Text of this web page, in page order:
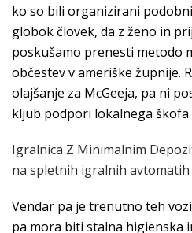
ko so bili organizirani
globok človek, da z ženo in
poskušamo prenesti metodo
občestev v ameriške župnije.
olajšanje za McGeeja, pa ni
kljub podpori lokalnega škofa.
Igralnica Z Minimalnim
na spletnih igralnih avtomatih
Vendar pa je trenutno teh
pa mora biti stalna higienska